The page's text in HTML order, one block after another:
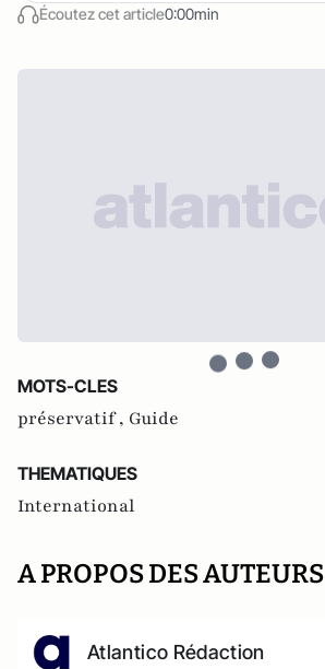
Écoutez cet article0:00min
MOTS-CLES
préservatif , Guide
THEMATIQUES
International
A PROPOS DES AUTEURS
Atlantico Rédaction